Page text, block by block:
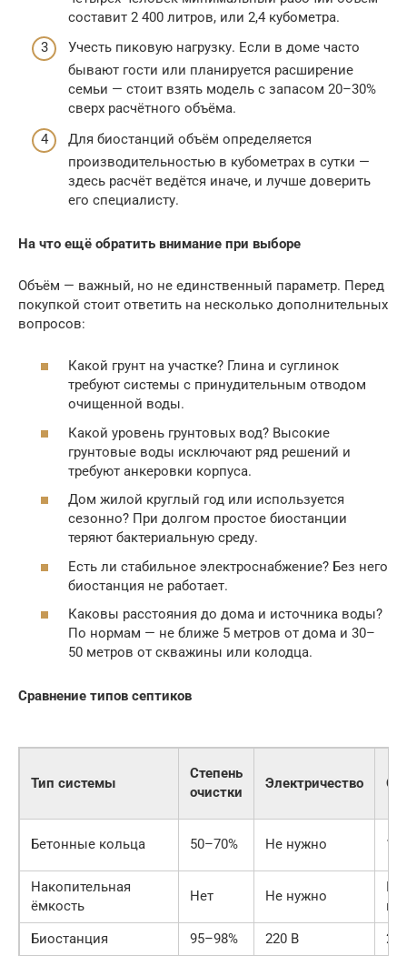
составит 2 400 литров, или 2,4 кубометра.
Учесть пиковую нагрузку. Если в доме часто
бывают гости или планируется расширение
семьи — стоит взять модель с запасом 20–30%
сверх расчётного объёма.
Для биостанций объём определяется
производительностью в кубометрах в сутки —
здесь расчёт ведётся иначе, и лучше доверить
его специалисту.
На что ещё обратить внимание при выборе
Объём — важный, но не единственный параметр. Перед
покупкой стоит ответить на несколько дополнительных
вопросов:
Какой грунт на участке? Глина и суглинок
требуют системы с принудительным отводом
очищенной воды.
Какой уровень грунтовых вод? Высокие
грунтовые воды исключают ряд решений и
требуют анкеровки корпуса.
Дом жилой круглый год или используется
сезонно? При долгом простое биостанции
теряют бактериальную среду.
Есть ли стабильное электроснабжение? Без него
биостанция не работает.
Каковы расстояния до дома и источника воды?
По нормам — не ближе 5 метров от дома и 30–
50 метров от скважины или колодца.
Сравнение типов септиков
Тип системы
Степень
очистки
Электричество
Бетонные кольца 50–70% Не нужно
Накопительная
ёмкость
Нет Не нужно
Биостанция
95–98% 220 В
2